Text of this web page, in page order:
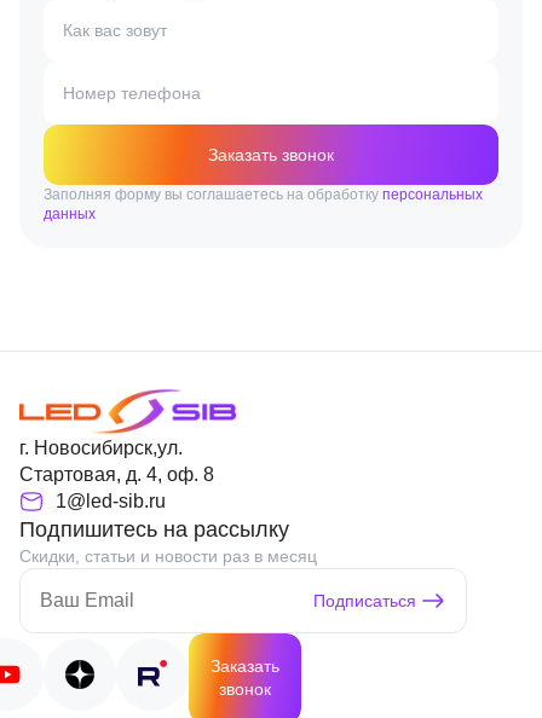
Как вас зовут
Номер телефона
Заказать звонок
Заполняя форму вы соглашаетесь на обработку персональных
данных
г. Новосибирск,ул.
Стартовая, д. 4, оф. 8
1@led-sib.ru
Подпишитесь на рассылку
Скидки, статьи и новости раз в месяц
Подписаться
Заказать
звонок